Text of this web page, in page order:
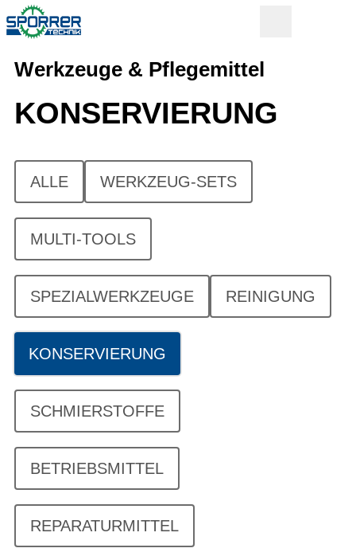
Werkzeuge & Pflegemittel
KONSERVIERUNG
ALLE WERKZEUG-SETS
MULTI-TOOLS
SPEZIALWERKZEUGE REINIGUNG
KONSERVIERUNG
SCHMIERSTOFFE
BETRIEBSMITTEL
REPARATURMITTEL